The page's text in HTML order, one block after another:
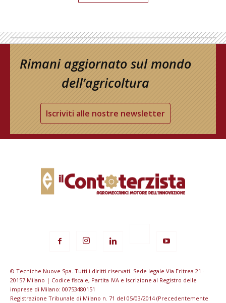
Rimani aggiornato sul mondo
dell’agricoltura
Iscriviti alle nostre newsletter
© Tecniche Nuove Spa. Tutti i diritti riservati. Sede legale Via Eritrea 21 -
20157 Milano | Codice fiscale, Partita IVA e Iscrizione al Registro delle
imprese di Milano: 00753480151
Registrazione Tribunale di Milano n. 71 del 05/03/2014 (Precedentemente